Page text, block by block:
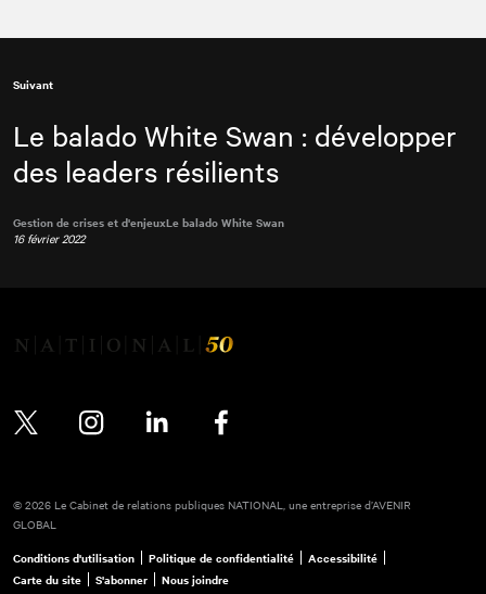
Suivant
Le balado White Swan : développer
des leaders résilients
Gestion de crises et d'enjeuxLe balado White Swan
16 février 2022
© 2026 Le Cabinet de relations publiques NATIONAL, une entreprise d’AVENIR
GLOBAL
Conditions d'utilisation Politique de confidentialité
Accessibilité
Carte du site
S'abonner Nous joindre